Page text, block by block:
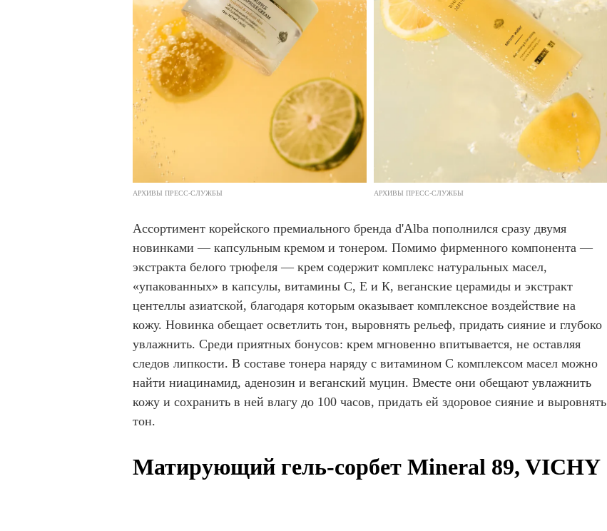
АРХИВЫ ПРЕСС-СЛУЖБЫ АРХИВЫ ПРЕСС-СЛУЖБЫ
Ассортимент корейского премиального бренда d'Alba пополнился сразу двумя
новинками — капсульным кремом и тонером. Помимо фирменного компонента —
экстракта белого трюфеля — крем содержит комплекс натуральных масел,
«упакованных» в капсулы, витамины С, Е и К, веганские церамиды и экстракт
центеллы азиатской, благодаря которым оказывает комплексное воздействие на
кожу. Новинка обещает осветлить тон, выровнять рельеф, придать сияние и глубоко
увлажнить. Среди приятных бонусов: крем мгновенно впитывается, не оставляя
следов липкости. В составе тонера наряду с витамином С комплексом масел можно
найти ниацинамид, аденозин и веганский муцин. Вместе они обещают увлажнить
кожу и сохранить в ней влагу до 100 часов, придать ей здоровое сияние и выровнять
тон.
Матирующий гель-сорбет Mineral 89, VICHY